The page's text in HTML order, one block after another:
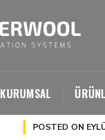
KURUMSAL
POSTED ON